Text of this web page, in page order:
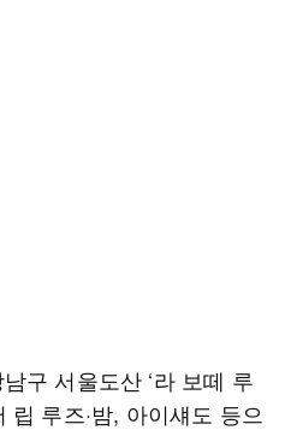
구 서울도산 ‘라 보떼 루
립 루즈·밤, 아이섀도 등으